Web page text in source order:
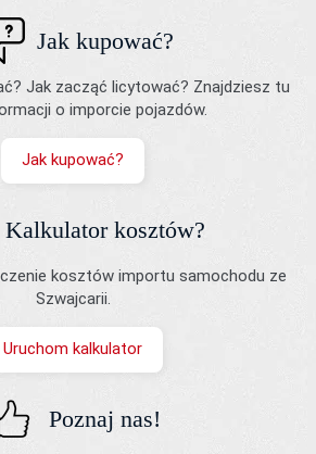
Jak kupować?
Jak zacząć licytować? Znajdziesz tu
o imporcie pojazdów.
Jak kupować?
Kalkulator kosztów?
kosztów importu samochodu ze
Szwajcarii.
Uruchom kalkulator
Poznaj nas!